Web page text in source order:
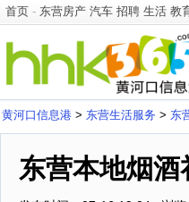
首页 - 东营房产 汽车 招聘 生活 教
黄河口信息港 > 东营生活服务 > 东
东营本地烟